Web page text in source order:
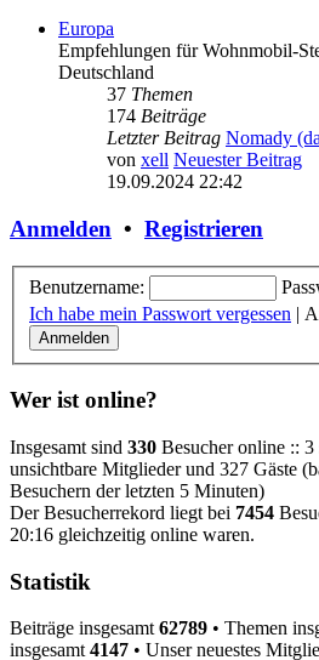
Europa
Empfehlungen für Wohnmobil-
Deutschland
37 Themen
174 Beiträge
Letzter Beitrag Nomady
von xell Neuester Beitrag
19.09.2024 22:42
Anmelden • Registrieren
Benutzername:
Ich habe mein Passwort vergessen |
Wer ist online?
Insgesamt sind 330 Besucher online ::
unsichtbare Mitglieder und 327 Gäste
Besuchern der letzten 5 Minuten)
Der Besucherrekord liegt bei 7454
20:16 gleichzeitig online waren.
Statistik
Beiträge insgesamt 62789 • Themen
insgesamt 4147 • Unser neuestes